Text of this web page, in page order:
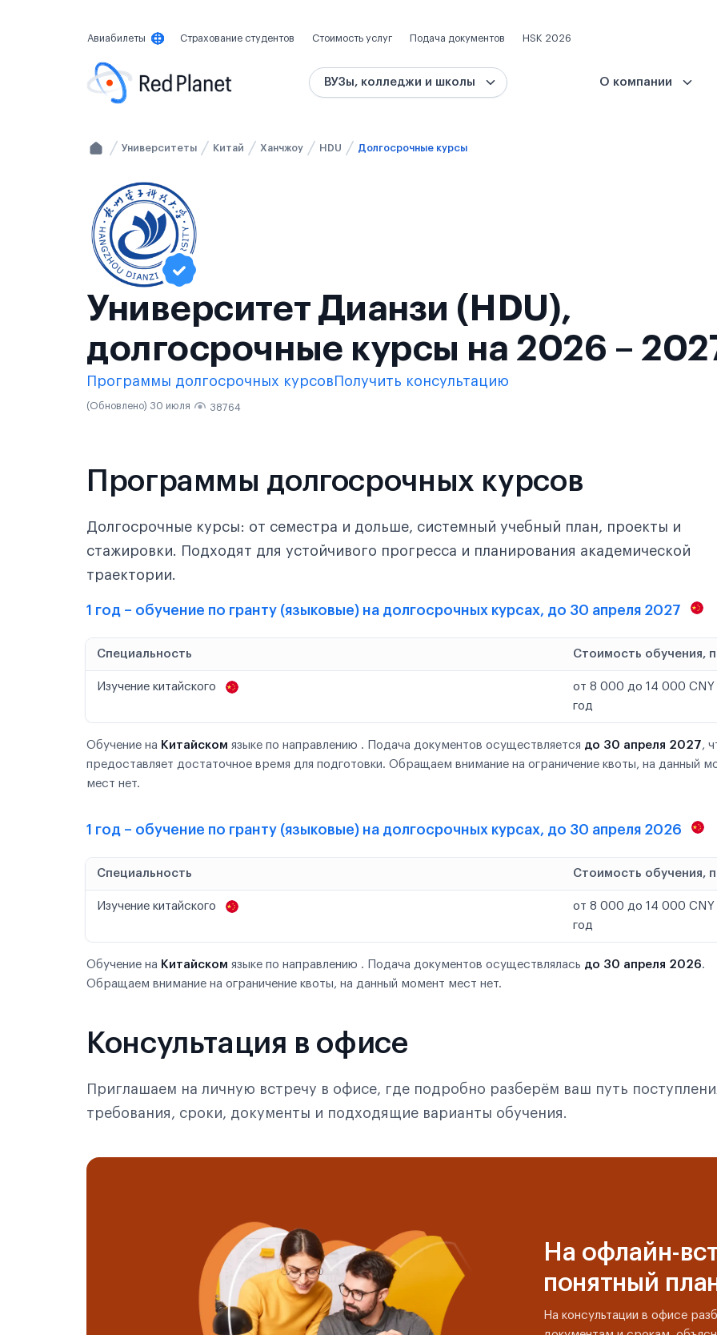
Авиабилеты Страхование студентов Стоимость услуг Подача документов HSK 2026
ВУЗы, колледжи и школы О компании
Университеты Китай Ханчжоу HDU Долгосрочные курсы
Университет Дианзи (HDU),
долгосрочные курсы на 2026 –
Программы долгосрочных курсов Получить консультацию
(Обновлено) 30 июля 38764
Программы долгосрочных курсов
Долгосрочные курсы: от семестра и дольше, системный учебный план, проекты и
стажировки. Подходят для устойчивого прогресса и планирования академической
траектории.
1 год – обучение по гранту (языковые) на долгосрочных курсах, до 30 апреля 2027
Специальность Стоимость обучения,
Изучение китайского
от 8 000 до 14 000 CNY
год
Обучение на Китайском языке по направлению . Подача документов осуществляется до 30 апреля 2027,
предоставляет достаточное время для подготовки. Обращаем внимание на ограничение квоты, на данный
мест нет.
1 год – обучение по гранту (языковые) на долгосрочных курсах, до 30 апреля 2026
Специальность Стоимость обучения,
Изучение китайского
от 8 000 до 14 000 CNY
год
Обучение на Китайском языке по направлению . Подача документов осуществлялась до 30 апреля 2026.
Обращаем внимание на ограничение квоты, на данный момент мест нет.
Консультация в офисе
Приглашаем на личную встречу в офисе, где подробно разберём ваш путь
требования, сроки, документы и подходящие варианты обучения.
На офлайн-
понятный
На консультации в офисе